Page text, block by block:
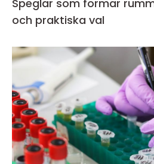
Speglar som formar rummet funktion,
och praktiska val